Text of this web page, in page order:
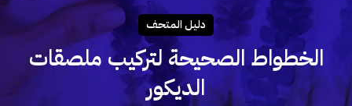
دليـل المتحـف
الخطواط الصحيحة لتركيب ملصقات
الديكور